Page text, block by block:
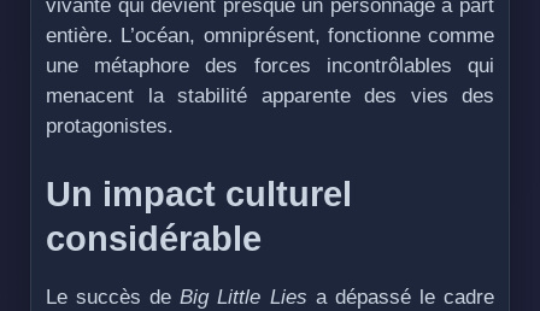
vivante qui devient presque un personnage à part
entière. L’océan, omniprésent, fonctionne comme
une métaphore des forces incontrôlables qui
menacent la stabilité apparente des vies des
protagonistes.
Un impact culturel
considérable
Le succès deBig Little Lies a dépassé le cadre